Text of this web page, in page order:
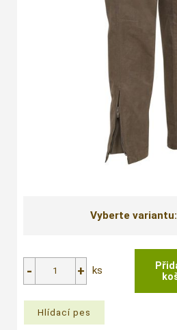
Vyberte variantu:
ks